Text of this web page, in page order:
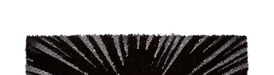
Akciós ajánlatok
Express szállítás